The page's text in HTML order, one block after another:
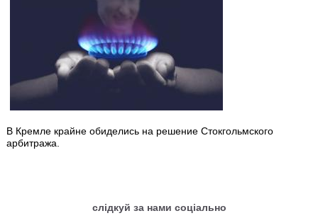
В Кремле крайне обиделись на решение Стокгольмского
арбитража.
слідкуй за нами соціально